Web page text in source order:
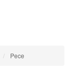
Pece